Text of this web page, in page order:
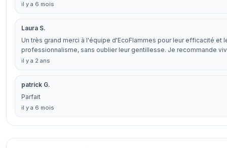
il y a 6 mois
Laura S.
Un très grand merci à l'équipe d'EcoFlammes pour leur efficacité et
professionnalisme, sans oublier leur gentillesse. Je recommande
il y a 2 ans
patrick G.
Parfait
il y a 6 mois